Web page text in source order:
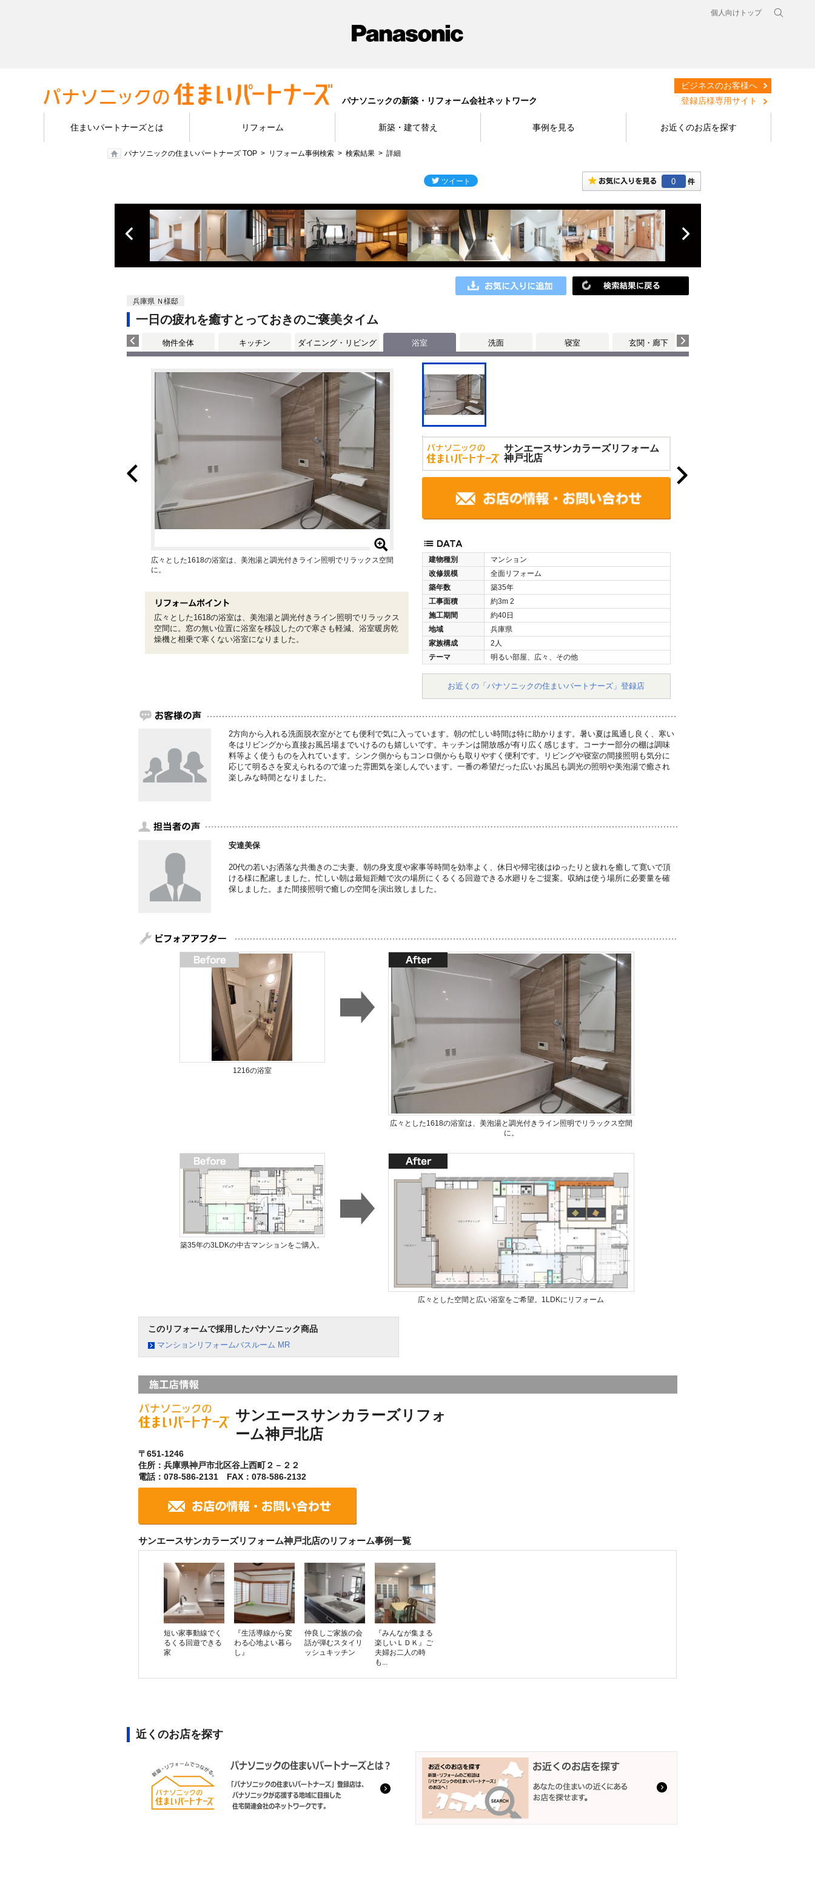
個人向けトップ
パナソニックの新築・リフォーム会社ネットワーク
ビジネスのお客様へ
登録店様専用サイト
住まいパートナーズとは リフォーム 新築・建て替え 事例を見る お近くのお店を探す
パナソニックの住まいパートナーズ TOP リフォーム事例検索 検索結果 詳細
0
兵庫県 Ｎ様邸
一日の疲れを癒すとっておきのご褒美タイム
物件全体 キッチン ダイニング・リビング 浴室 洗面 寝室 玄関・廊下
サンエースサンカラーズリフォーム
神戸北店
建物種別
マンション
改修規模
全面リフォーム
築年数
築35年
工事面積
約3m 2
施工期間
約40日
地域
兵庫県
家族構成
2人
テーマ
明るい部屋、広々、その他
お近くの「パナソニックの住まいパートナーズ」登録店
広々とした1618の浴室は、美泡湯と調光付きライン照明でリラックス空間
に。
広々とした1618の浴室は、美泡湯と調光付きライン照明でリラックス
空間に。窓の無い位置に浴室を移設したので寒さも軽減、浴室暖房乾
燥機と相乗で寒くない浴室になりました。
2方向から入れる洗面脱衣室がとても便利で気に入っています。朝の忙しい時間は特に助かります。暑い夏は風通し良く、寒い
冬はリビングから直接お風呂場までいけるのも嬉しいです。キッチンは開放感が有り広く感じます。コーナー部分の棚は調味
料等よく使うものを入れています。シンク側からもコンロ側からも取りやすく便利です。リビングや寝室の間接照明も気分に
応じて明るさを変えられるので違った雰囲気を楽しんでいます。一番の希望だった広いお風呂も調光の照明や美泡湯で癒され
楽しみな時間となりました。
安達美保
20代の若いお洒落な共働きのご夫妻。朝の身支度や家事等時間を効率よく、休日や帰宅後はゆったりと疲れを癒して寛いで頂
ける様に配慮しました。忙しい朝は最短距離で次の場所にくるくる回遊できる水廻りをご提案。収納は使う場所に必要量を確
保しました。また間接照明で癒しの空間を演出致しました。
1216の浴室
広々とした1618の浴室は、美泡湯と調光付きライン照明でリラックス空間
に。
築35年の3LDKの中古マンションをご購入。
広々とした空間と広い浴室をご希望。1LDKにリフォーム
このリフォームで採用したパナソニック商品
マンションリフォームバスルーム MR
サンエースサンカラーズリフォ
ーム神戸北店
〒651-1246
住所：兵庫県神戸市北区谷上西町２－２２
電話：078-586-2131 FAX：078-586-2132
サンエースサンカラーズリフォーム神戸北店のリフォーム事例一覧
短い家事動線でく
るくる回遊できる
家
『生活導線から変
わる心地よい暮ら
し』
仲良しご家族の会
話が弾むスタイリ
ッシュキッチン
『みんなが集まる
楽しいＬＤＫ』ご
夫婦お二人の時
も...
近くのお店を探す